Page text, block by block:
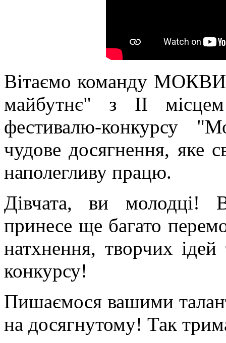
Вітаємо команду
майбутнє" з ІІ
фестивалю-конкурсу
чудове досягнення, яке
наполегливу працю.
Дівчата, ви молодці!
принесе ще багато
натхнення, творчих
конкурсу!
Пишаємося вашими
на досягнутому! Так